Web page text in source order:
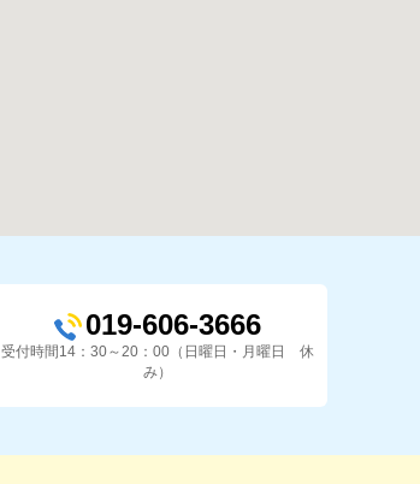
019-606-3666
受付時間14：30～20：00（日曜日・月曜日 休
み）